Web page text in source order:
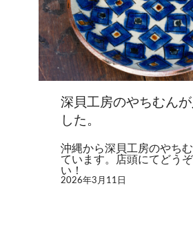
深貝工房のやちむんが
した。
沖縄から深貝工房のやち
ています。店頭にてどう
い！
2026年3月11日